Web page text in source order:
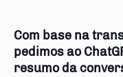
Com base na
pedimosao
resumo da